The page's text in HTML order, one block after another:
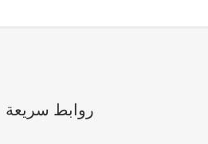
روابط سريعة